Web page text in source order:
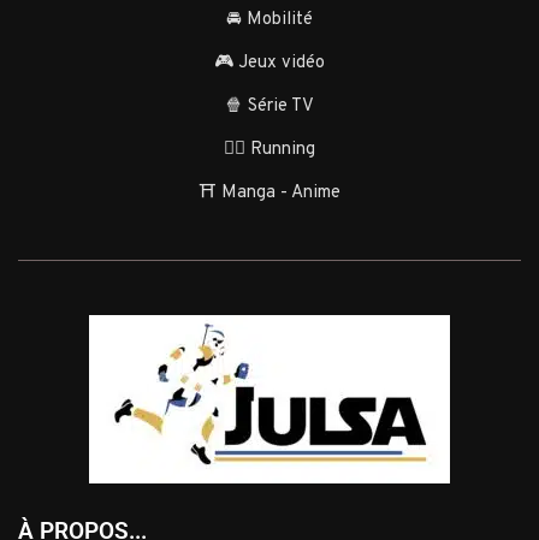
🚘 Mobilité
🎮 Jeux vidéo
🍿 Série TV
🏃‍♂️ Running
⛩️ Manga - Anime
À PROPOS...